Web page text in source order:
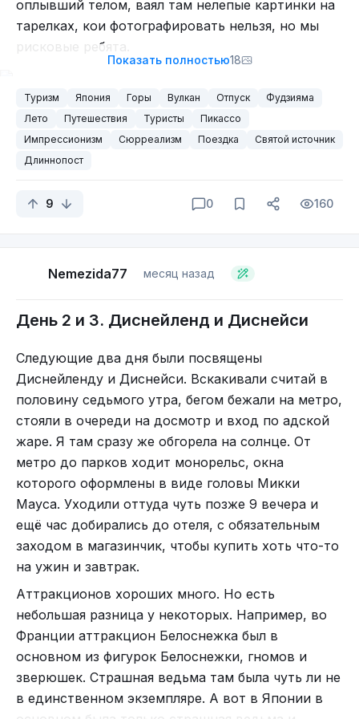
Мой сосед Тоторо.
Там же среди магазинчиков находится молитвенное
На вокзале Киото много магазинов. Дочка там
выпросила оригинальные конверсы за 4800 йен -
по нашему простые кеды с высоким верхом,
прикрывающим щиколотку. После чего мы
поехали в Нару – город оленей.
Ай-айя мы только на фотке и увидели. В вольере так его и
не углядели.
оплывший телом, ваял там нелепые картинки на
тарелках, кои фотографировать нельзя, но мы
рисковые ребята.
Гигантская голова с волосами из живых растений в
бассейне.
Тарелочки Пикассо.
Показать полностью18
Туризм Япония Горы Вулкан Отпуск
Фудзияма
Лето
Путешествия Туристы
Пикассо
Импрессионизм
Сюрреализм Поездка
Святой источник
Длиннопост
9 0 160
Nemezida77 месяц назад
День 2 и 3. Диснейленд и Диснейси
Следующие два дня были посвящены
Диснейленду и Диснейси. Вскакивали считай в
половину седьмого утра, бегом бежали на метро,
стояли в очереди на досмотр и вход по адской
жаре. Я там сразу же обгорела на солнце. От
метро до парков ходит монорельс, окна
которого оформлены в виде головы Микки
Мауса. Уходили оттуда чуть позже 9 вечера и
ещё час добирались до отеля, с обязательным
заходом в магазинчик, чтобы купить хоть что-то
на ужин и завтрак.
Аттракционов хороших много. Но есть
небольшая разница у некоторых. Например, во
Франции аттракцион Белоснежка был в
основном из фигурок Белоснежки, гномов и
зверюшек. Страшная ведьма там была чуть ли не
в единственном экземпляре. А вот в Японии в